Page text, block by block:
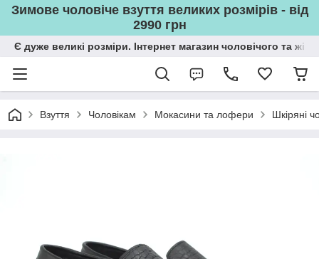
Зимове чоловіче взуття великих розмірів - від
2990 грн
Є дуже великі розміри. Інтернет магазин чоловічого та
Взуття Чоловікам Мокасини та лофери Шкіряні